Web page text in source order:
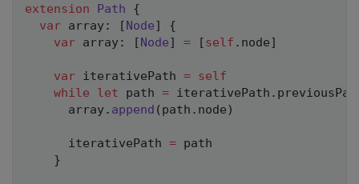
extension Path
{
var array: [Node]
{
var array: [Node] = [self . node]
var iterativePath = self
while
let path = iterativePath .
      array
. append ( path . node )
      iterativePath
= path
}